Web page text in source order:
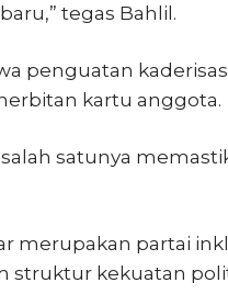
tegas Bahlil.
penguatan
kartu anggota.
salah satunya
merupakan partai
struktur kekuatan